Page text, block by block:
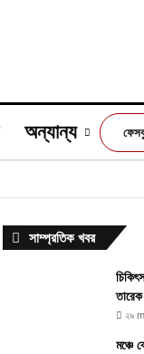
অন্যান্য
সাম্প্রতিক খবর
২৯
মঞ্চে